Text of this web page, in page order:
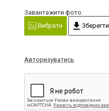
Завантажити фото:
Вибрати
Зберегти
Авторизуватись